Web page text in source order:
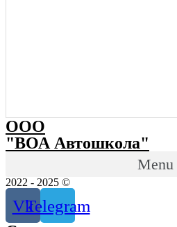
ООО
"ВОА Автошкола"
Menu
2022 - 2025 ©
VkTelegram